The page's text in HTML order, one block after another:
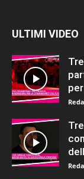
ULTIMI VIDEO